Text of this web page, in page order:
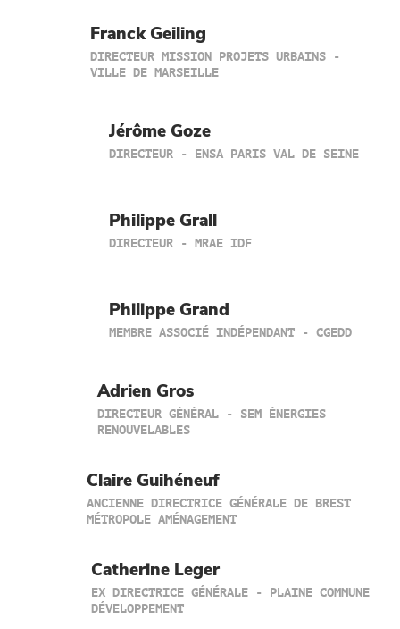
Franck Geiling
DIRECTEUR MISSION PROJETS URBAINS -
VILLE DE MARSEILLE
Jérôme Goze
DIRECTEUR - ENSA PARIS VAL DE SEINE
Philippe Grall
DIRECTEUR - MRAE IDF
Philippe Grand
MEMBRE ASSOCIÉ INDÉPENDANT - CGEDD
Adrien Gros
DIRECTEUR GÉNÉRAL - SEM ÉNERGIES
RENOUVELABLES
Claire Guihéneuf
ANCIENNE DIRECTRICE GÉNÉRALE DE BREST
MÉTROPOLE AMÉNAGEMENT
Catherine Leger
EX DIRECTRICE GÉNÉRALE - PLAINE COMMUNE
DÉVELOPPEMENT